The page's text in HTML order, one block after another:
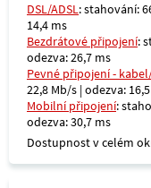
DSL/ADSL: stahování:
14,4 ms
Bezdrátové připojení:
odezva: 26,7 ms
Pevné připojení -
22,8 Mb/s | odezva:
Mobilní připojení:
odezva: 30,7 ms
Dostupnost v celém